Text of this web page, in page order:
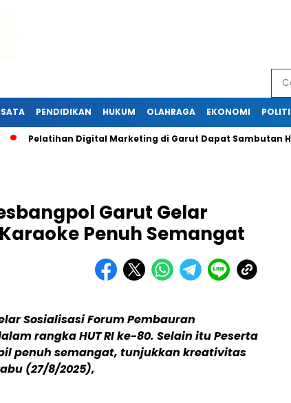
PENDIDIKAN HUKUM OLAHRAGA EKONOMI
Pelatihan Digital Marketing di Garut Dapat Sambutan
Garut Gelar
Penuh Semangat
Sosialisasi Forum Pembauran
rangka HUT RI ke-80. Selain itu Peserta
penuh semangat, tunjukkan kreativitas
(27/8/2025),